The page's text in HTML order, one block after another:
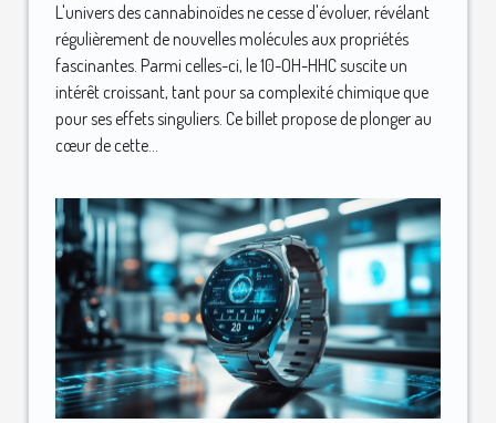
L'univers des cannabinoïdes ne cesse d'évoluer, révélant
régulièrement de nouvelles molécules aux propriétés
fascinantes. Parmi celles-ci, le 10-OH-HHC suscite un
intérêt croissant, tant pour sa complexité chimique que
pour ses effets singuliers. Ce billet propose de plonger au
cœur de cette...